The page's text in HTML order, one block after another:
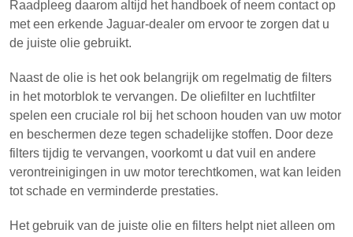
Raadpleeg daarom altijd het handboek of neem contact op
met een erkende Jaguar-dealer om ervoor te zorgen dat u
de juiste olie gebruikt.
Naast de olie is het ook belangrijk om regelmatig de filters
in het motorblok te vervangen. De oliefilter en luchtfilter
spelen een cruciale rol bij het schoon houden van uw motor
en beschermen deze tegen schadelijke stoffen. Door deze
filters tijdig te vervangen, voorkomt u dat vuil en andere
verontreinigingen in uw motor terechtkomen, wat kan leiden
tot schade en verminderde prestaties.
Het gebruik van de juiste olie en filters helpt niet alleen om